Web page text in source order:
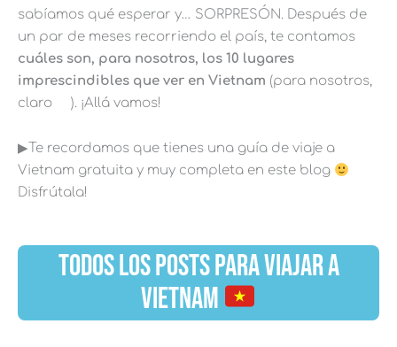
sabíamos qué esperar y… SORPRESÓN. Después de
un par de meses recorriendo el país, te contamos
cuáles son, para nosotros, los 10 lugares
imprescindibles que ver en Vietnam (para nosotros,
claro
). ¡Allá vamos!
▶︎Te recordamos que tienes una guía de viaje a
Vietnam gratuita y muy completa en este blog
Disfrútala!
TODOS LOS POSTS PARA VIAJAR A
VIETNAM